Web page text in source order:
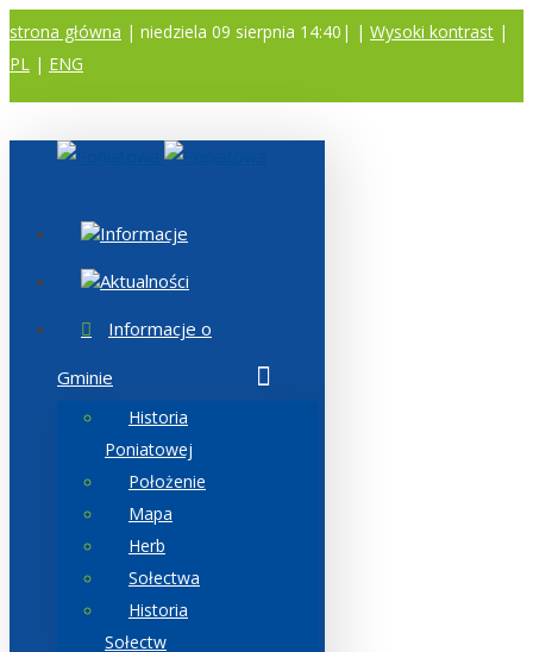
strona główna | niedziela 09 sierpnia 14:40| | Wysoki kontrast |
PL | ENG
Informacje
Aktualności
Informacje o
Gminie
Historia
Poniatowej
Położenie
Mapa
Herb
Sołectwa
Historia
Sołectw